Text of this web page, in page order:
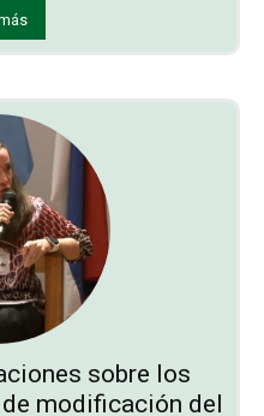
sobre los
modificación del